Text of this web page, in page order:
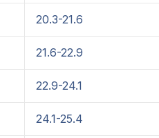
20.3-21.6
21.6-22.9
22.9-24.1
24.1-25.4